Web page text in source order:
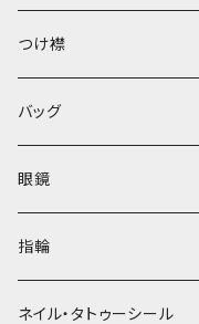
ベレー帽
つけ襟
バッグ
眼鏡
指輪
ネイル・タトゥーシール